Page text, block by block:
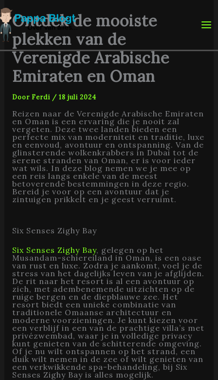
naar
de
inhoudOntdek de mooiste
plekken van de
Verenigde Arabische
Emiraten en Oman
Door Ferdi / 18 juli 2024
Reizen naar de Verenigde Arabische Emiraten
en Oman is een ervaring die je nooit zal
vergeten. Deze twee landen bieden een
perfecte mix van moderniteit en traditie, luxe
en eenvoud, avontuur en ontspanning. Van de
glinsterende wolkenkrabbers in Dubai tot de
serene stranden van Oman, er is voor ieder
wat wils. In deze blog nemen we je mee op
een reis langs enkele van de meest
betoverende bestemmingen in deze regio.
Bereid je voor op een avontuur dat je
zintuigen prikkelt en je geest verruimt.
Six Senses Zighy Bay
Six Senses Zighy Bay, gelegen op het
Musandam-schiereiland in Oman, is een oase
van rust en luxe. Zodra je aankomt, voel je de
stress van het dagelijks leven van je afglijden.
De rit naar het resort is al een avontuur op
zich, met adembenemende uitzichten op de
ruige bergen en de diepblauwe zee. Het
resort biedt een unieke combinatie van
traditionele Omaanse architectuur en
moderne voorzieningen. Je kunt kiezen voor
een verblijf in een van de prachtige villa’s met
privézwembad, waar je in volledige privacy
kunt genieten van de schitterende omgeving.
Of je nu wilt ontspannen op het strand, een
duik wilt nemen in de zee of wilt genieten van
een verkwikkende spa-behandeling, bij Six
Senses Zighy Bay is alles mogelijk.